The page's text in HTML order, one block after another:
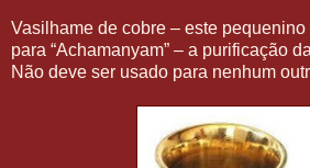
Vasilhame de cobre – este
para “Achamanyam” – a purificação
Não deve ser usado para nenhum